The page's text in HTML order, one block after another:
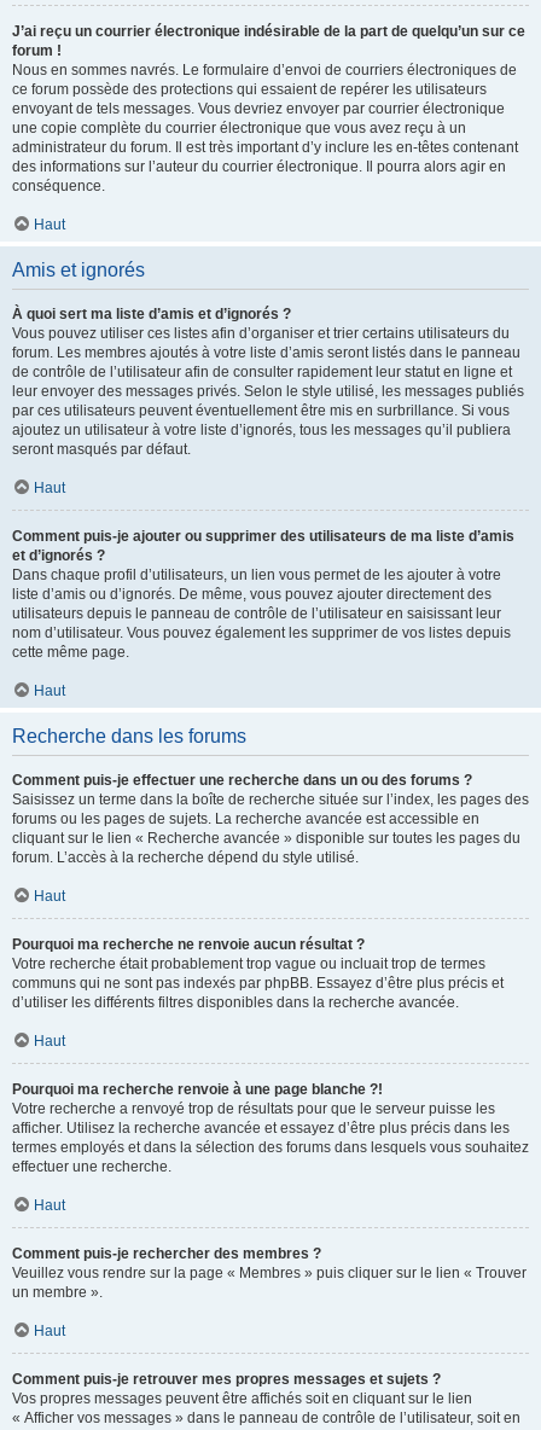
J’ai reçu un courrier électronique indésirable de la part de quelqu’un sur ce
forum !
Nous en sommes navrés. Le formulaire d’envoi de courriers électroniques de
ce forum possède des protections qui essaient de repérer les utilisateurs
envoyant de tels messages. Vous devriez envoyer par courrier électronique
une copie complète du courrier électronique que vous avez reçu à un
administrateur du forum. Il est très important d’y inclure les en-têtes contenant
des informations sur l’auteur du courrier électronique. Il pourra alors agir en
conséquence.
Haut
Amis et ignorés
À quoi sert ma liste d’amis et d’ignorés ?
Vous pouvez utiliser ces listes afin d’organiser et trier certains utilisateurs du
forum. Les membres ajoutés à votre liste d’amis seront listés dans le panneau
de contrôle de l’utilisateur afin de consulter rapidement leur statut en ligne et
leur envoyer des messages privés. Selon le style utilisé, les messages publiés
par ces utilisateurs peuvent éventuellement être mis en surbrillance. Si vous
ajoutez un utilisateur à votre liste d’ignorés, tous les messages qu’il publiera
seront masqués par défaut.
Haut
Comment puis-je ajouter ou supprimer des utilisateurs de ma liste d’amis
et d’ignorés ?
Dans chaque profil d’utilisateurs, un lien vous permet de les ajouter à votre
liste d’amis ou d’ignorés. De même, vous pouvez ajouter directement des
utilisateurs depuis le panneau de contrôle de l’utilisateur en saisissant leur
nom d’utilisateur. Vous pouvez également les supprimer de vos listes depuis
cette même page.
Haut
Recherche dans les forums
Comment puis-je effectuer une recherche dans un ou des forums ?
Saisissez un terme dans la boîte de recherche située sur l’index, les pages des
forums ou les pages de sujets. La recherche avancée est accessible en
cliquant sur le lien « Recherche avancée » disponible sur toutes les pages du
forum. L’accès à la recherche dépend du style utilisé.
Haut
Pourquoi ma recherche ne renvoie aucun résultat ?
Votre recherche était probablement trop vague ou incluait trop de termes
communs qui ne sont pas indexés par phpBB. Essayez d’être plus précis et
d’utiliser les différents filtres disponibles dans la recherche avancée.
Haut
Pourquoi ma recherche renvoie à une page blanche ?!
Votre recherche a renvoyé trop de résultats pour que le serveur puisse les
afficher. Utilisez la recherche avancée et essayez d’être plus précis dans les
termes employés et dans la sélection des forums dans lesquels vous souhaitez
effectuer une recherche.
Haut
Comment puis-je rechercher des membres ?
Veuillez vous rendre sur la page « Membres » puis cliquer sur le lien « Trouver
un membre ».
Haut
Comment puis-je retrouver mes propres messages et sujets ?
Vos propres messages peuvent être affichés soit en cliquant sur le lien
« Afficher vos messages » dans le panneau de contrôle de l’utilisateur, soit en